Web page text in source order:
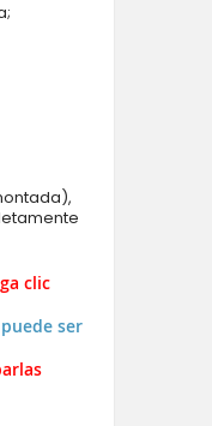
aluminio esmerilado
clic
ser